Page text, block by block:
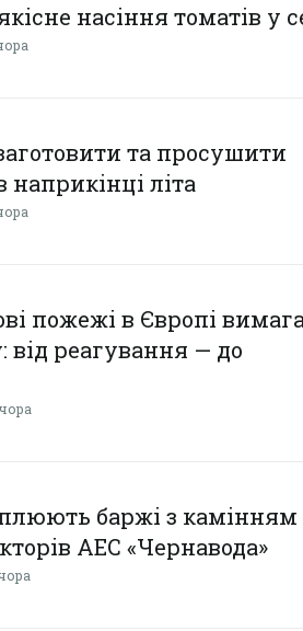
насіння томатів у
та просушити
наприкінці літа
пожежі в Європі
від реагування — до
баржі з
АЕС «Чернавода»